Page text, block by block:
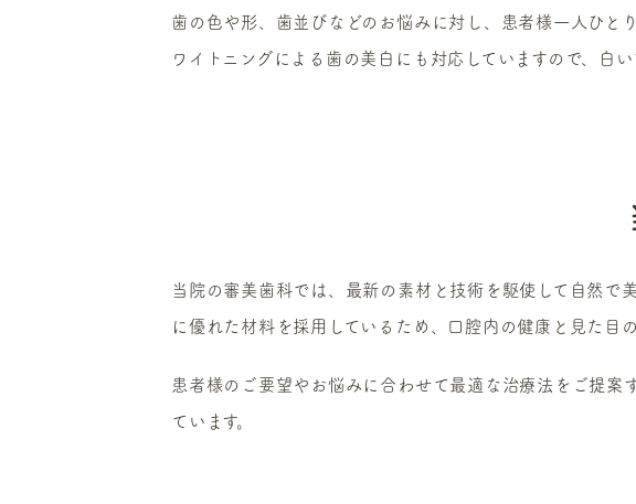
歯の色や形、歯並びなどのお悩みに対し、患者様一人ひと
ワイトニングによる歯の美白にも対応していますので、白
当院の審美歯科では、最新の素材と技術を駆使して自然で
に優れた材料を採用しているため、口腔内の健康と見た目
患者様のご要望やお悩みに合わせて最適な治療法をご提案
ています。